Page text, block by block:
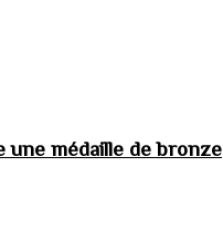
une médaille de bronze